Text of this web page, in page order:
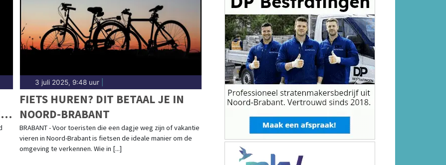
3 juli 2025, 9:48 uur|
FIETS HUREN? DIT BETAAL JE IN
NOORD-BRABANT
BRABANT - Voor toeristen die een dagje weg zijn of vakantie
vieren in Noord-Brabant is fietsen de ideale manier om de
omgeving te verkennen. Wie in [...]